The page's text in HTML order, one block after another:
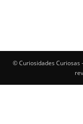
© Curiosidades Curiosas -